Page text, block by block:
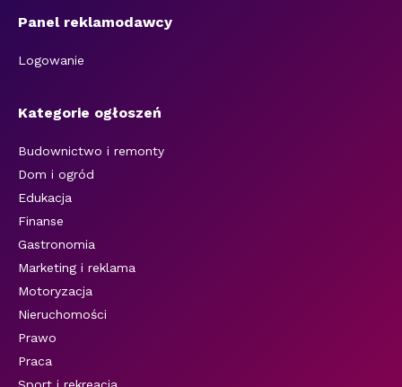
Panel reklamodawcy
Logowanie
Kategorie ogłoszeń
Budownictwo i remonty
Dom i ogród
Edukacja
Finanse
Gastronomia
Marketing i reklama
Motoryzacja
Nieruchomości
Prawo
Praca